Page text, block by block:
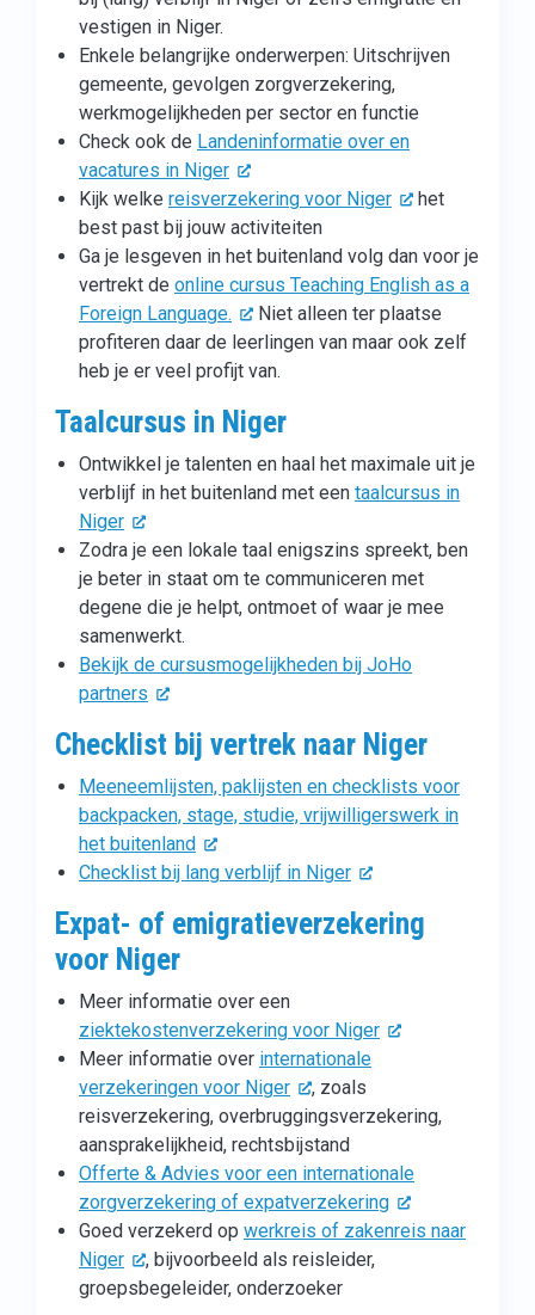
vestigen in Niger.
Enkele belangrijke onderwerpen: Uitschrijven
gemeente, gevolgen zorgverzekering,
werkmogelijkheden per sector en functie
Check ook de Landeninformatie over en
vacatures in Niger
Kijk welke reisverzekering voor Niger
het
best past bij jouw activiteiten
Ga je lesgeven in het buitenland volg dan voor je
vertrekt de online cursus Teaching English as a
Foreign Language.
Niet alleen ter plaatse
profiteren daar de leerlingen van maar ook zelf
heb je er veel profijt van.
Taalcursus in Niger
Ontwikkel je talenten en haal het maximale uit je
verblijf in het buitenland met een taalcursus in
Niger
Zodra je een lokale taal enigszins spreekt, ben
je beter in staat om te communiceren met
degene die je helpt, ontmoet of waar je mee
samenwerkt.
Bekijk de cursusmogelijkheden bij JoHo
partners
Checklist bij vertrek naar Niger
Meeneemlijsten, paklijsten en checklists voor
backpacken, stage, studie, vrijwilligerswerk in
het buitenland
Checklist bij lang verblijf in Niger
Expat- of emigratieverzekering
voor Niger
Meer informatie over een
ziektekostenverzekering voor Niger
Meer informatie over internationale
verzekeringen voor Niger
, zoals
reisverzekering, overbruggingsverzekering,
aansprakelijkheid, rechtsbijstand
Offerte & Advies voor een internationale
zorgverzekering of expatverzekering
Goed verzekerd op werkreis of zakenreis naar
Niger
, bijvoorbeeld als reisleider,
groepsbegeleider, onderzoeker